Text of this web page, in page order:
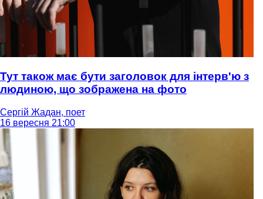
Тут також має бути заголовок для інтерв'ю з
людиною, що зображена на фото
Сергій Жадан, поет
16 вересня 21:00